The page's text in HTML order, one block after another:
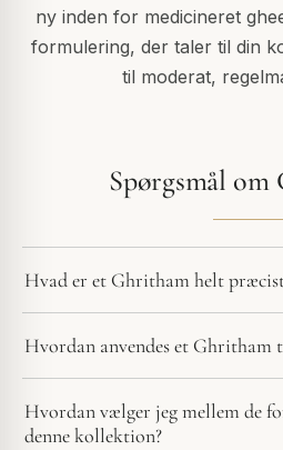
ny inden for medicineret
formulering, der taler til din
til moderat,
Spørgsmål
Hvad er et Ghritham helt
Hvordan anvendes et Ghritham
Hvordan vælger jeg mellem de
denne kollektion?